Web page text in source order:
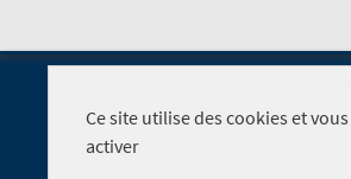
Ce site utilise des cookies et
activer